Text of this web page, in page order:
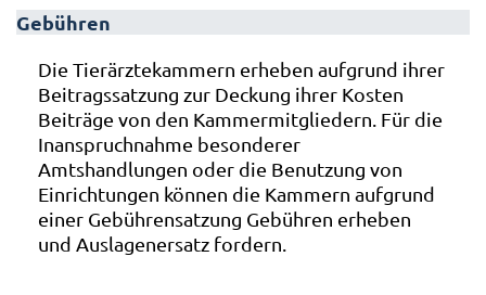
Gebühren
Die Tierärztekammern erheben aufgrund ihrer
Beitragssatzung zur Deckung ihrer Kosten
Beiträge von den Kammermitgliedern. Für die
Inanspruchnahme besonderer
Amtshandlungen oder die Benutzung von
Einrichtungen können die Kammern aufgrund
einer Gebührensatzung Gebühren erheben
und Auslagenersatz fordern.